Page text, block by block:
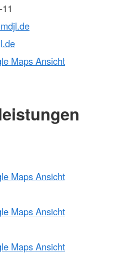
Maps Ansicht
Maps Ansicht
Maps Ansicht
Maps Ansicht